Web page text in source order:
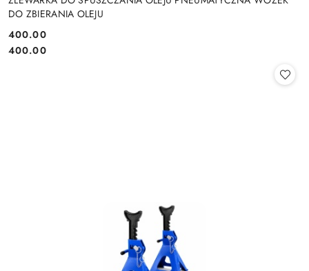
DO ZBIERANIA OLEJU
Cena:
400.00
Cena:
400.00